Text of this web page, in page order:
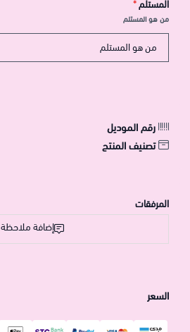
المستلم*
من هو المستلم
رقم الموديل
تصنيف المنتج
المرفقات
إضافة ملاحظة
السعر